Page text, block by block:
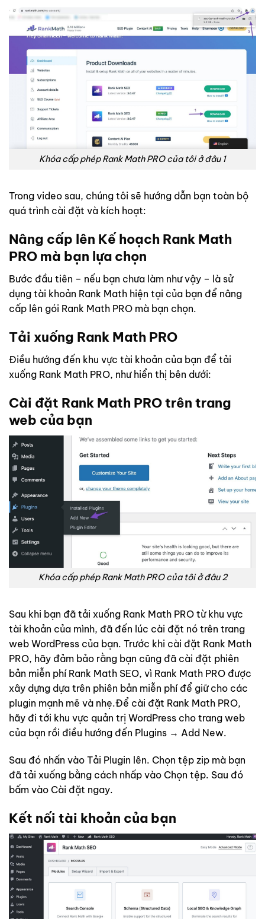
Khóa cấp phép Rank Math PRO của tôi ở đâu 1
Trong video sau, chúng tôi sẽ hướng dẫn bạn toàn bộ
quá trình cài đặt và kích hoạt:
Nâng cấp lên Kế hoạch Rank Math
PRO mà bạn lựa chọn
Bước đầu tiên – nếu bạn chưa làm như vậy – là sử
dụng tài khoản Rank Math hiện tại của bạn để nâng
cấp lên gói Rank Math PRO mà bạn chọn.
Tải xuống Rank Math PRO
Điều hướng đến khu vực tài khoản của bạn để tải
xuống Rank Math PRO, như hiển thị bên dưới:
Cài đặt Rank Math PRO trên trang
web của bạn
Khóa cấp phép Rank Math PRO của tôi ở đâu 2
Sau khi bạn đã tải xuống Rank Math PRO từ khu vực
tài khoản của mình, đã đến lúc cài đặt nó trên trang
web WordPress của bạn. Trước khi cài đặt Rank Math
PRO, hãy đảm bảo rằng bạn cũng đã cài đặt phiên
bản miễn phí Rank Math SEO, vì Rank Math PRO được
xây dựng dựa trên phiên bản miễn phí để giữ cho các
plugin mạnh mẽ và nhẹ.Để cài đặt Rank Math PRO,
hãy đi tới khu vực quản trị WordPress cho trang web
của bạn rồi điều hướng đến Plugins → Add New.
Sau đó nhấn vào Tải Plugin lên. Chọn tệp zip mà bạn
đã tải xuống bằng cách nhấp vào Chọn tệp. Sau đó
bấm vào Cài đặt ngay.
Kết nối tài khoản của bạn